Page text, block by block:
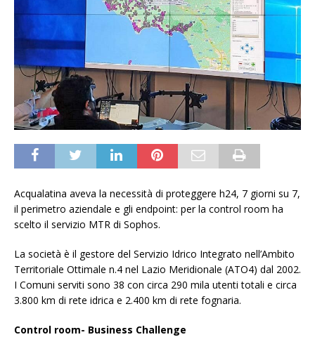
Acqualatina aveva la necessità di proteggere h24, 7 giorni su 7,
il perimetro aziendale e gli endpoint: per la control room ha
scelto il servizio MTR di Sophos.
La società è il gestore del Servizio Idrico Integrato nell’Ambito
Territoriale Ottimale n.4 nel Lazio Meridionale (ATO4) dal 2002.
I Comuni serviti sono 38 con circa 290 mila utenti totali e circa
3.800 km di rete idrica e 2.400 km di rete fognaria.
Control room- Business Challenge